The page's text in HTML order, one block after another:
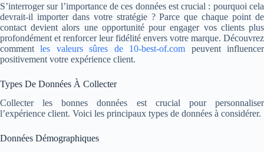
S’interroger sur l’importance de ces données est crucial : pourquoi cela
devrait-il importer dans votre stratégie ? Parce que chaque point de
contact devient alors une opportunité pour engager vos clients plus
profondément et renforcer leur fidélité envers votre marque. Découvrez
commentles valeurs sûres de 10-best-of.com peuvent influencer
positivement votre expérience client.
Types De Données À Collecter
Collecter les bonnes données est crucial pour personnaliser
l’expérience client. Voici les principaux types de données à considérer.
Données Démographiques